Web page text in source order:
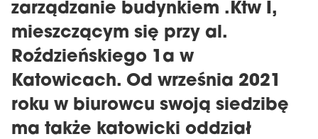
zarządzanie budynkiem .Ktw I,
mieszczącym się przy al.
Roździeńskiego 1a w
Katowicach. Od września 2021
roku w biurowcu swoją siedzibę
ma także katowicki oddział